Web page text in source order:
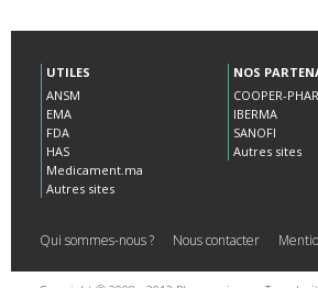
UTILES
ANSM
EMA
FDA
HAS
Medicament.ma
Autres sites
NOS
COOPER-
IBERMA
SANOFI
Autres sites
Qui sommes-nous ? Nous contacter